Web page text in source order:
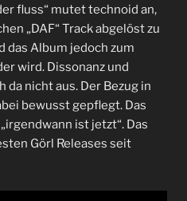
fluss“ mutet technoid an,
„DAF“ Track abgelöst zu
das Album jedoch zum
wird. Dissonanz und
nicht aus. Der Bezug in
bewusst gepflegt. Das
ist jetzt“. Das
Görl Releases seit